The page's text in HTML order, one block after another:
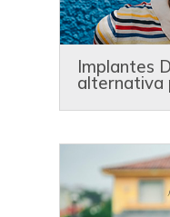
Implantes
alternativa